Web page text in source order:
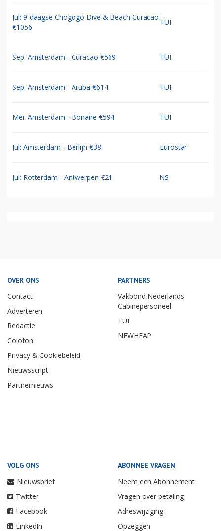
Jul: 9-daagse Chogogo Dive & Beach Curacao
€1056
TUI
Sep: Amsterdam - Curacao €569 TUI
Sep: Amsterdam - Aruba €614 TUI
Mei: Amsterdam - Bonaire €594 TUI
Jul: Amsterdam - Berlijn €38 Eurostar
Jul: Rotterdam - Antwerpen €21 NS
OVER ONS
Contact
Adverteren
Redactie
Colofon
Privacy & Cookiebeleid
Nieuwsscript
Partnernieuws
PARTNERS
Vakbond Nederlands
Cabinepersoneel
TUI
NEWHEAP
VOLG ONS
Nieuwsbrief
Twitter
Facebook
LinkedIn
ABONNEE VRAGEN
Neem een Abonnement
Vragen over betaling
Adreswijziging
Opzeggen